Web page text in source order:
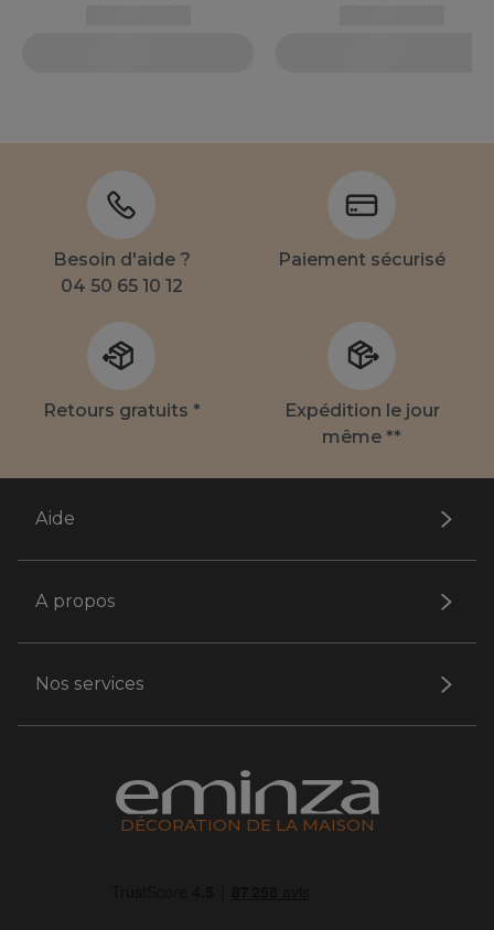
Besoin d'aide ?
04 50 65 10 12
Paiement sécurisé
Retours gratuits *
Expédition le jour
même **
Aide
A propos
Nos services
DÉCORATION DE LA MAISON